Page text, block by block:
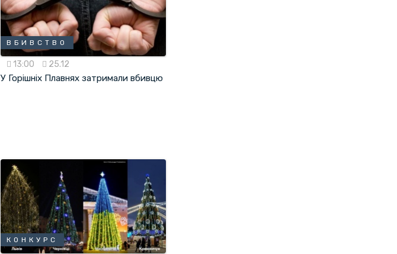
ВБИВСТВО
13:00 25.12
У Горішніх Плавнях затримали вбивцю
КОНКУРС